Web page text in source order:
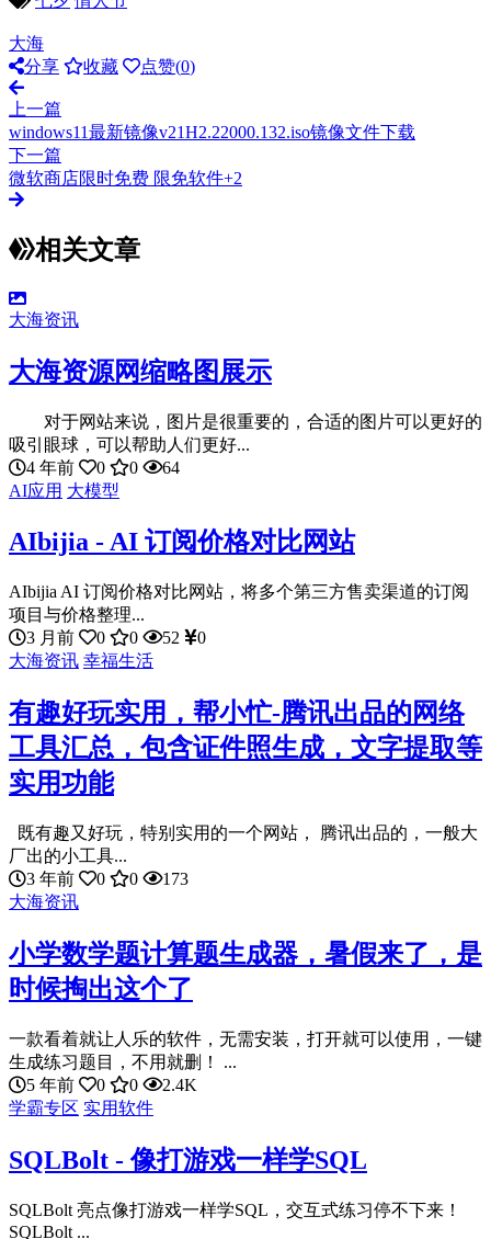
大海
分享
收藏 点赞(0)
上一篇
windows11最新镜像v21H2.22000.132.iso镜像文件下载
下一篇
微软商店限时免费 限免软件+2
相关文章
大海资讯
大海资源网缩略图展示
对于网站来说，图片是很重要的，合适的图片可以更好的
吸引眼球，可以帮助人们更好...
4 年前
0 0
64
AI应用 大模型
AIbijia - AI 订阅价格对比网站
AIbijia AI 订阅价格对比网站，将多个第三方售卖渠道的订阅
项目与价格整理...
3 月前
0 0 52
0
大海资讯 幸福生活
有趣好玩实用，帮小忙-腾讯出品的网络
工具汇总，包含证件照生成，文字提取等
实用功能
既有趣又好玩，特别实用的一个网站， 腾讯出品的，一般大
厂出的小工具...
3 年前
0 0
173
大海资讯
小学数学题计算题生成器，暑假来了，是
时候掏出这个了
一款看着就让人乐的软件，无需安装，打开就可以使用，一键
生成练习题目，不用就删！ ...
5 年前
0 0
2.4K
学霸专区 实用软件
SQLBolt - 像打游戏一样学SQL
SQLBolt 亮点像打游戏一样学SQL，交互式练习停不下来！
SQLBolt ...